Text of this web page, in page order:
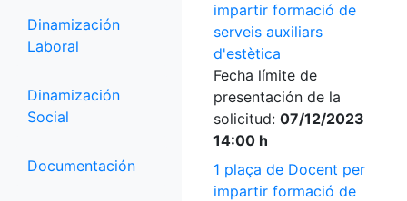
Dinamización
Laboral
Dinamización
Social
Documentación
impartir formació de
serveis auxiliars
d'estètica
Fecha límite de
presentación de la
solicitud: 07/12/2023
14:00 h
1 plaça de Docent per
impartir formació de